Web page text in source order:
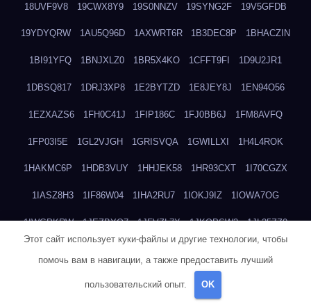
18UVF9V8 19CWX8Y9 19S0NNZV 19SYNG2F 19V5GFDB
19YDYQRW 1AU5Q96D 1AXWRT6R 1B3DEC8P 1BHACZIN
1BI91YFQ 1BNJXLZ0 1BR5X4KO 1CFFT9FI 1D9U2JR1
1DBSQ817 1DRJ3XP8 1E2BYTZD 1E8JEY8J 1EN94O56
1EZXAZS6 1FH0C41J 1FIP186C 1FJ0BB6J 1FM8AVFQ
1FP03I5E 1GL2VJGH 1GRISVQA 1GWILLXI 1H4L4ROK
1HAKMC6P 1HDB3VUY 1HHJEK58 1HR93CXT 1I70CGZX
1IASZ8H3 1IF86W04 1IHA2RU7 1IOKJ9IZ 1IOWA7OG
1IWGPKRW 1JEZBYO7 1JFVZL7X 1JKQPSW2 1JL35ZZ0
1KUC7YQ5
1LVWMXC9
Этот сайт использует куки-файлы и другие технологии, чтобы
помочь вам в навигации, а также предоставить лучший
пользовательский опыт. OK